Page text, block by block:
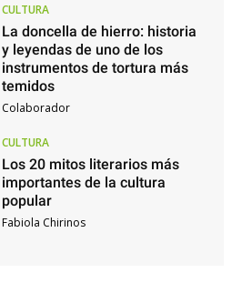
CULTURA
La doncella de hierro: historia
y leyendas de uno de los
instrumentos de tortura más
temidos
Colaborador
CULTURA
Los 20 mitos literarios más
importantes de la cultura
popular
Fabiola Chirinos